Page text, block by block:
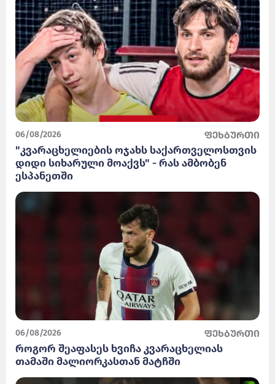
06/08/2026 ფეხბურთი
"კვარაცხელიების ოჯახს საქართველოსთვის
დიდი სიხარული მოაქვს" - რას ამბობენ
ესპანეთში
06/08/2026 ფეხბურთი
როგორ შეაფასეს ხვიჩა კვარაცხელიას
თამაში მალიორკასთან მატჩში